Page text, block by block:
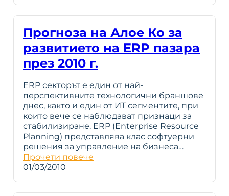
Прогноза на Алое Ко за
развитието на ERP пазара
през 2010 г.
ERP секторът е един от най-
перспективните технологични браншове
днес, както и един от ИТ сегментите, при
които вече се наблюдават признаци за
стабилизиране. ERP (Enterprise Resource
Planning) представлява клас софтуерни
решения за управление на бизнеса…
Прочети повече
01/03/2010